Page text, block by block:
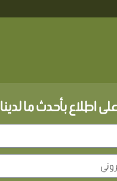
اطلاع بأحدث ما لدينا